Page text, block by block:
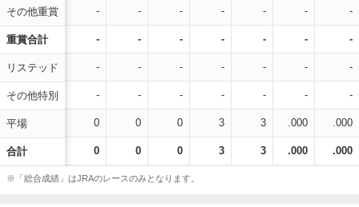
その他重賞
重賞合計
リステッド
その他特別
平場
合計
- - - - - - -
- - - - - - -
- - - - - - -
- - - - - - -
0 0 0 3 3 .000 .000
0 0 0 3 3 .000 .000
※「総合成績」はJRAのレースのみとなります。